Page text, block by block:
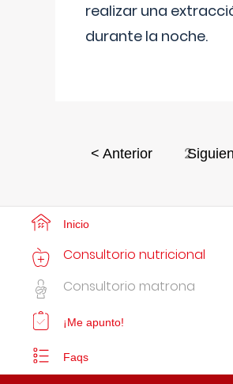
realizar una
durante la noche.
< Anterior 2
Inicio
Consultorio nutricional
Consultorio matrona
¡Me apunto!
Faqs